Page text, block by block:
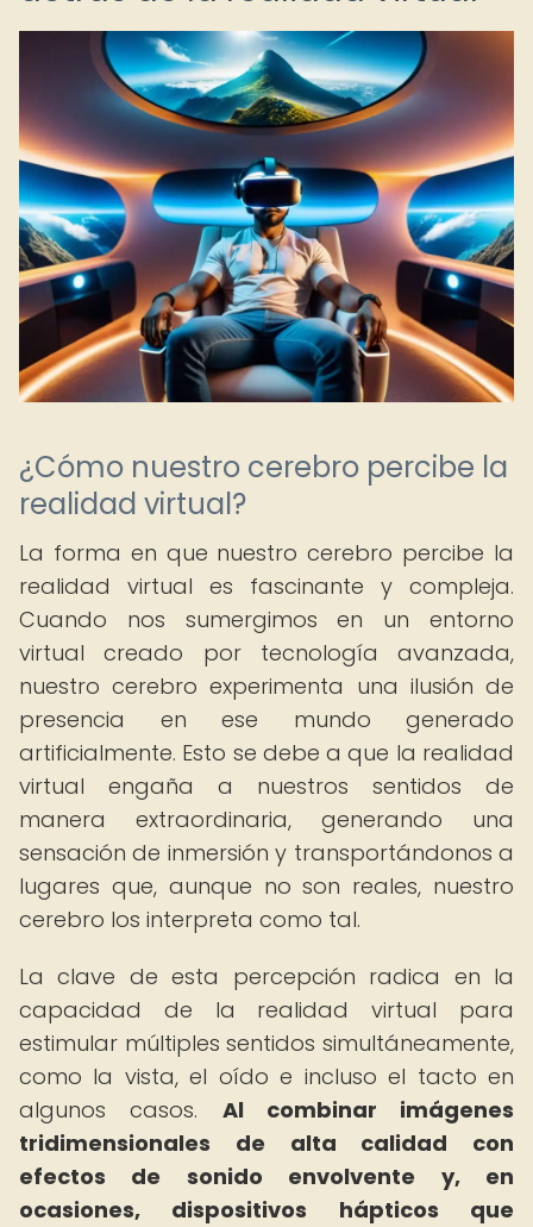
¿Cómo nuestro cerebro percibe la
realidad virtual?
La forma en que nuestro cerebro percibe la
realidad virtual es fascinante y compleja.
Cuando nos sumergimos en un entorno
virtual creado por tecnología avanzada,
nuestro cerebro experimenta una ilusión de
presencia en ese mundo generado
artificialmente. Esto se debe a que la realidad
virtual engaña a nuestros sentidos de
manera extraordinaria, generando una
sensación de inmersión y transportándonos a
lugares que, aunque no son reales, nuestro
cerebro los interpreta como tal.
La clave de esta percepción radica en la
capacidad de la realidad virtual para
estimular múltiples sentidos simultáneamente,
como la vista, el oído e incluso el tacto en
algunos casos. Al combinar imágenes
tridimensionales de alta calidad con
efectos de sonido envolvente y, en
ocasiones, dispositivos hápticos que